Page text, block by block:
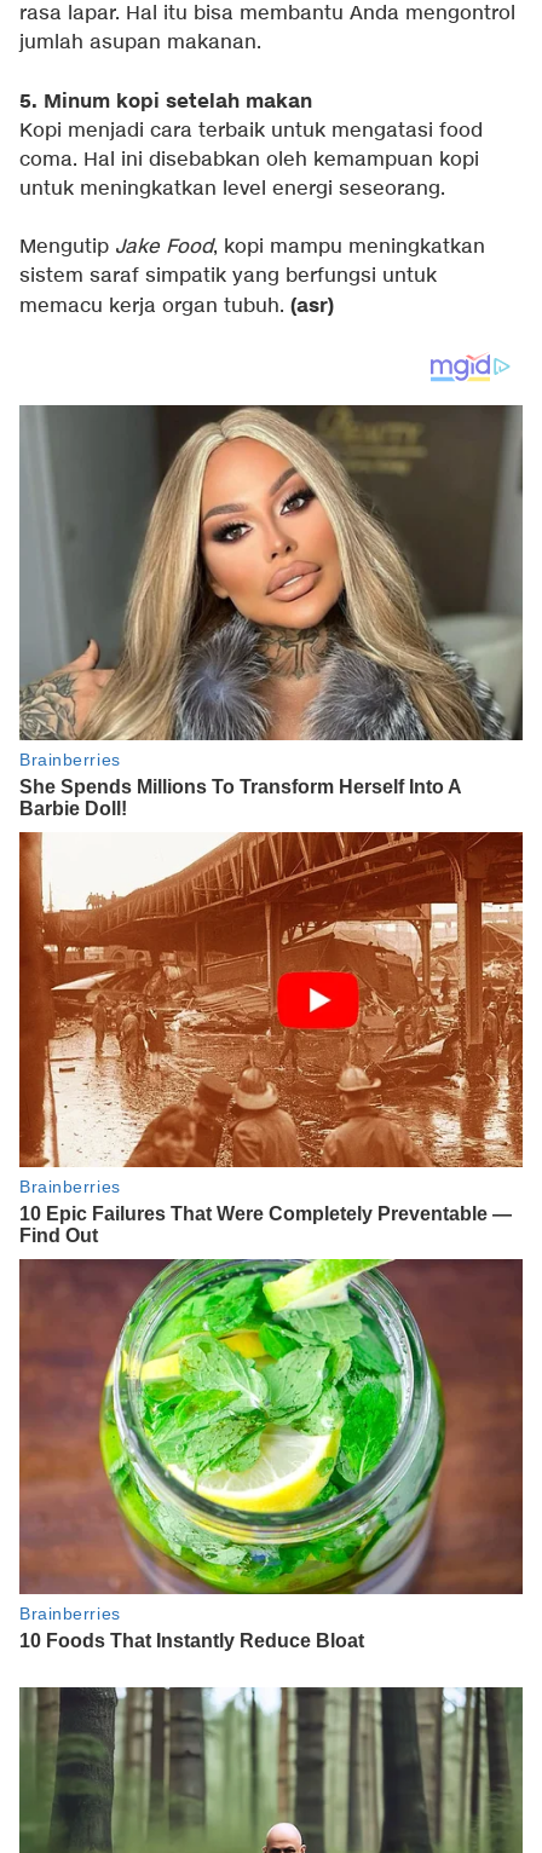
rasa lapar. Hal itu bisa membantu Anda mengontrol
jumlah asupan makanan.
5. Minum kopi setelah makan
Kopi menjadi cara terbaik untuk mengatasi food
coma. Hal ini disebabkan oleh kemampuan kopi
untuk meningkatkan level energi seseorang.
Mengutip Jake Food, kopi mampu meningkatkan
sistem saraf simpatik yang berfungsi untuk
memacu kerja organ tubuh. (asr)